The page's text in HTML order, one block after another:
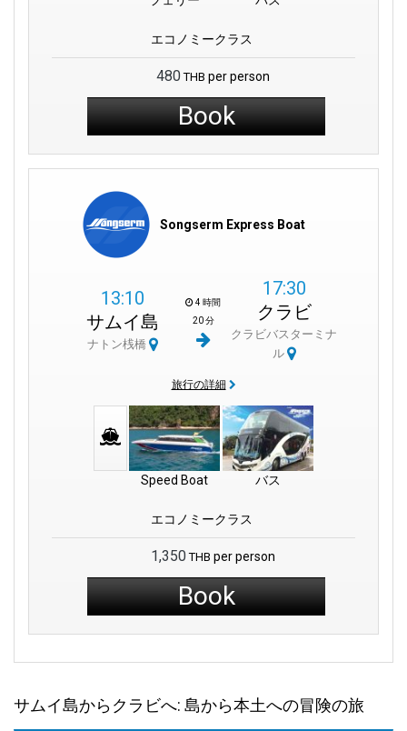
エコノミークラス
480 THB per person
Book
Songserm Express Boat
13:10
サムイ島
ナトン桟橋
4 時間
20 分
17:30
クラビ
クラビバスターミナ
ル
旅行の詳細
Speed Boat バス
エコノミークラス
1,350 THB per person
Book
サムイ島からクラビへ: 島から本土への冒険の旅